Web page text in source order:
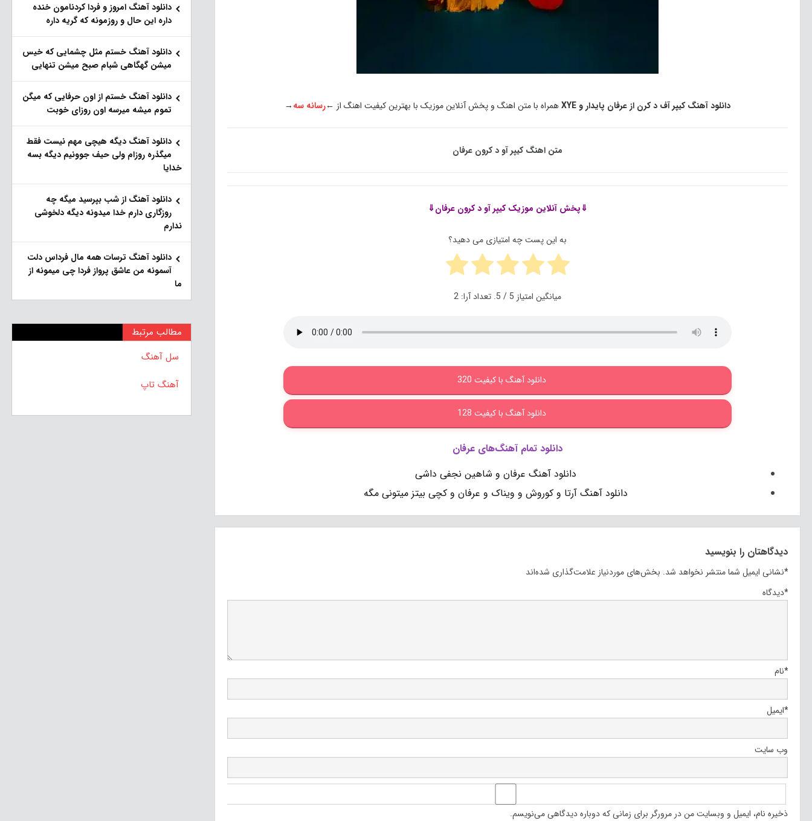
دانلود آهنگ کیپر آف د کرن از عرفان پایدار و XYE همراه با متن اهنگ و پخش آنلاین موزیک با بهترین کیفیت اهنگ از ←رسانه سه→
متن اهنگ کیپر آو د کرون عرفان
⇓پخش آنلاین موزیککیپر آو د کرون عرفان⇓
به این پست چه امتیازی می دهید؟
میانگین امتیاز 5 / 5. تعداد آرا: 2
دانلود آهنگ با کیفیت 320
دانلود آهنگ با کیفیت 128
دانلود تمام آهنگ‌های عرفان
دانلود آهنگ عرفان و شاهین نجفی داشی
دانلود آهنگ آرتا و کوروش و ویناک و عرفان و کچی بیتز میتونی مگه
دیدگاهتان را بنویسید
نشانی ایمیل شما منتشر نخواهد شد. بخش‌های موردنیاز علامت‌گذاری شده‌اند
*
دیدگاه*
نام*
ایمیل*
وب‌ سایت
ذخیره نام، ایمیل و وبسایت من در مرورگر برای زمانی که دوباره دیدگاهی می‌نویسم.
دانلود آهنگ امروز و فردا کردنامون خنده
داره این حال و روزمونه که گریه داره
دانلود آهنگ خستم مثل چشمایی که خیس
میشن گهگاهی شبام صبح میشن تنهایی
دانلود آهنگ خستم از اون حرفایی که میگن
تموم میشه میرسه اون روزای خوبت
دانلود آهنگ دیگه هیچی مهم نیست فقط
میگذره روزام ولی حیف جوونیم دیگه بسه
خدایا
دانلود آهنگ از شب بپرسید میگه چه
روزگاری دارم خدا میدونه دیگه دلخوشی
ندارم
دانلود آهنگ ترسات همه مال فرداس دلت
آسمونه من عاشق پرواز فردا چی میمونه از
ما
مطالب مرتبط
سل آهنگ
آهنگ تاپ